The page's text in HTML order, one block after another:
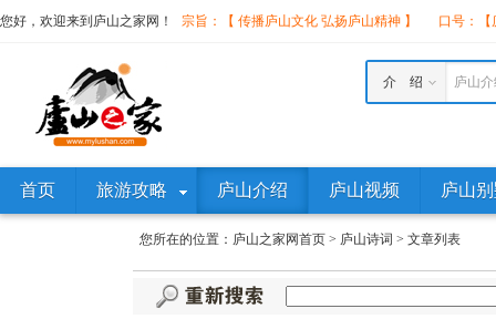
您好，欢迎来到庐山之家网！ 宗旨：【 传播庐山文化 弘扬庐山精神 】 口号：
庐山
介 绍
首页 旅游攻略 庐山介绍 庐山视频 庐山
您所在的位置： 庐山之家网首页 > 庐山诗词 > 文章列表